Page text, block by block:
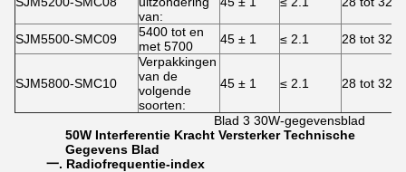
van:
SJM5500-SMC09
5400 tot en
met 5700
45 ± 1 ≤ 2.1 28 tot 32
SJM5800-SMC10
Verpakkingen
van de
volgende
soorten:
45 ± 1 ≤ 2.1 28 tot 32
Blad 3 30W-gegevensblad
50W Interferentie Kracht Versterker Technische
Gegevens Blad
一. Radiofrequentie-index